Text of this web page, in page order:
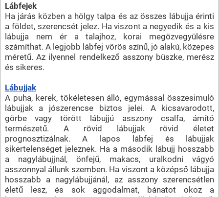
Lábfejek
Ha járás közben a hölgy talpa és az összes lábujja érinti
a földet, szerencsét jelez. Ha viszont a negyedik és a kis
lábujja nem ér a talajhoz, korai megözvegyülésre
számíthat. A legjobb lábfej vörös színű, jó alakú, közepes
méretű. Az ilyennel rendelkező asszony büszke, merész
és sikeres.
Lábujjak
A puha, kerek, tökéletesen álló, egymással összesimuló
lábujjak a jószerencse biztos jelei. A kicsavarodott,
görbe vagy törött lábujjú asszony csalfa, ámító
természetű. A rövid lábujjak rövid életet
prognosztizálnak. A lapos lábfej és lábujjak
sikertelenséget jeleznek. Ha a második lábujj hosszabb
a nagylábujjnál, önfejű, makacs, uralkodni vágyó
asszonnyal állunk szemben. Ha viszont a középső lábujja
hosszabb a nagylábujjánál, az asszony szerencsétlen
életű lesz, és sok aggodalmat, bánatot okoz a